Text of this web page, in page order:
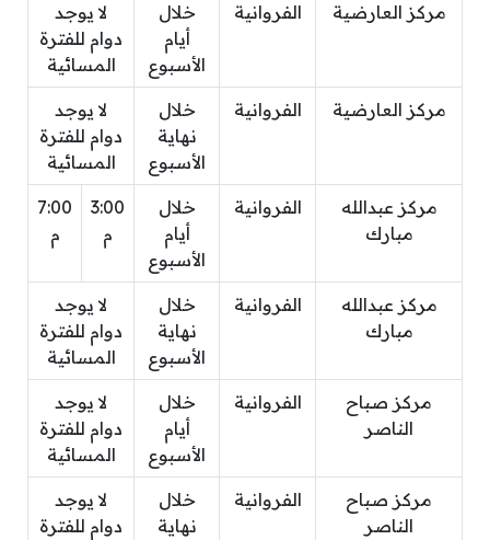
مركز العارضية الفروانية
خلال
أيام
الأسبوع
لا يوجد
دوام للفترة
المسائية
مركز العارضية الفروانية
خلال
نهاية
الأسبوع
لا يوجد
دوام للفترة
المسائية
مركز عبدالله
مبارك
الفروانية
خلال
أيام
الأسبوع
3:00
م
7:00
م
مركز عبدالله
مبارك
الفروانية
خلال
نهاية
الأسبوع
لا يوجد
دوام للفترة
المسائية
مركز صباح
الناصر
الفروانية
خلال
أيام
الأسبوع
لا يوجد
دوام للفترة
المسائية
مركز صباح
الناصر
الفروانية
خلال
نهاية
لا يوجد
دوام للفترة